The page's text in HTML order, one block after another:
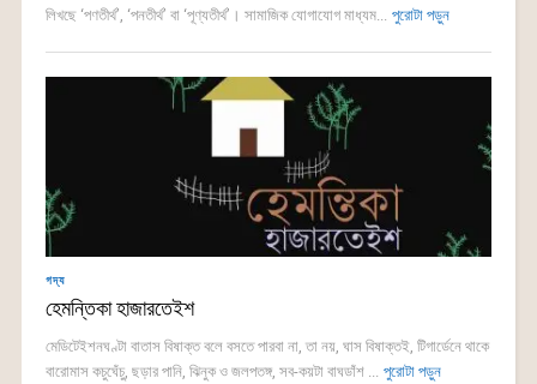
লিখছে ‘পণতীর্থ’, ‘পনতীর্থ’ বা ‘পূণ্যতীর্থ’। সামাজিক যোগাযোগ মাধ্যম... পুরোটা পড়ুন
গদ্য
হেমন্তিকা হাজারতেইশ
মেডিটেইশনঘণ্টা বাতাস বিষাক্ত বলে বসতে পারবা না, তা নয়, ঘাস বিষাক্তই, টিগার্ডেনে থাকে
বারোমাস কচুঘেঁচু, ছড়ার পানি, ঝিনুক ও জলপতঙ্গ, সব-কয়টা বাঘডাঁশ ... পুরোটা পড়ুন